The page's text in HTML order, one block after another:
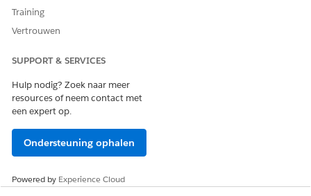
Laat ons weten wat we kunnen doen om te verbeteren!
Training
Vertrouwen
SUPPORT & SERVICES
Hulp nodig? Zoek naar meer
resources of neem contact met
een expert op.
Ondersteuning ophalen
Powered by Experience Cloud